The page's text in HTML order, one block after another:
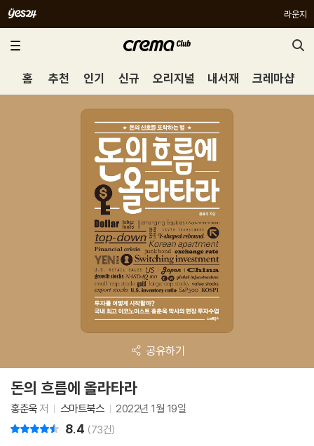
라운지
홈 추천 인기 신규 오리지널 내서재 크레마샵
공유하기
돈의 흐름에 올라타라
홍춘욱저 스마트북스 2022년 1월 19일
8.4 (73건)